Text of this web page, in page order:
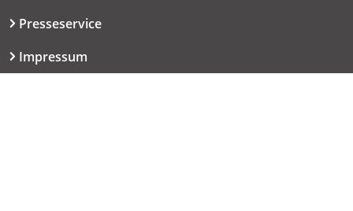
Presseservice
Impressum